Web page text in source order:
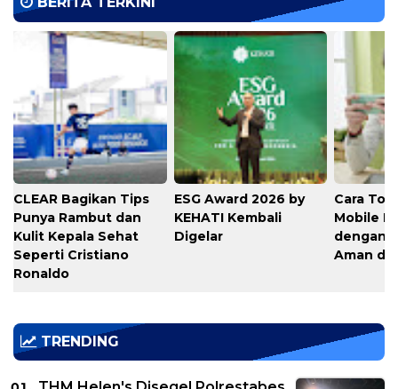
CLEAR Bagikan Tips
Punya Rambut dan
Kulit Kepala Sehat
Seperti Cristiano
Ronaldo
ESG Award 2026 by
KEHATI Kembali
Digelar
Cara
Mobile
dengan
Aman di
TRENDING